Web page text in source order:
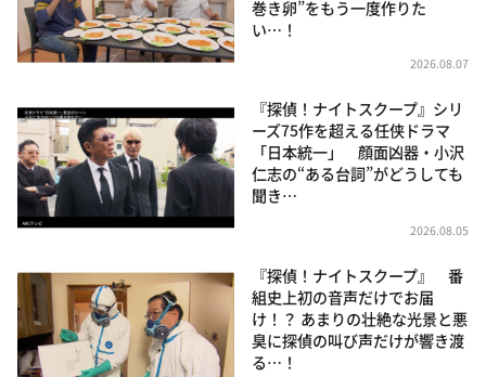
巻き卵”をもう一度作りた
い…！
2026.08.07
『探偵！ナイトスクープ』シリ
ーズ75作を超える任侠ドラマ
「日本統一」 顔面凶器・小沢
仁志の“ある台詞”がどうしても
聞き…
2026.08.05
『探偵！ナイトスクープ』 番
組史上初の音声だけでお届
け！？ あまりの壮絶な光景と悪
臭に探偵の叫び声だけが響き渡
る…！